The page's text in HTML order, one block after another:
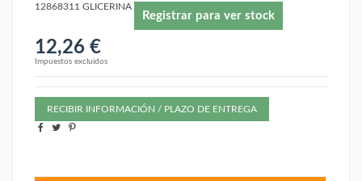
12868311 GLICERINA
Registrar para ver stock
12,26 €
Impuestos excluidos
RECIBIR INFORMACIÓN / PLAZO DE ENTREGA